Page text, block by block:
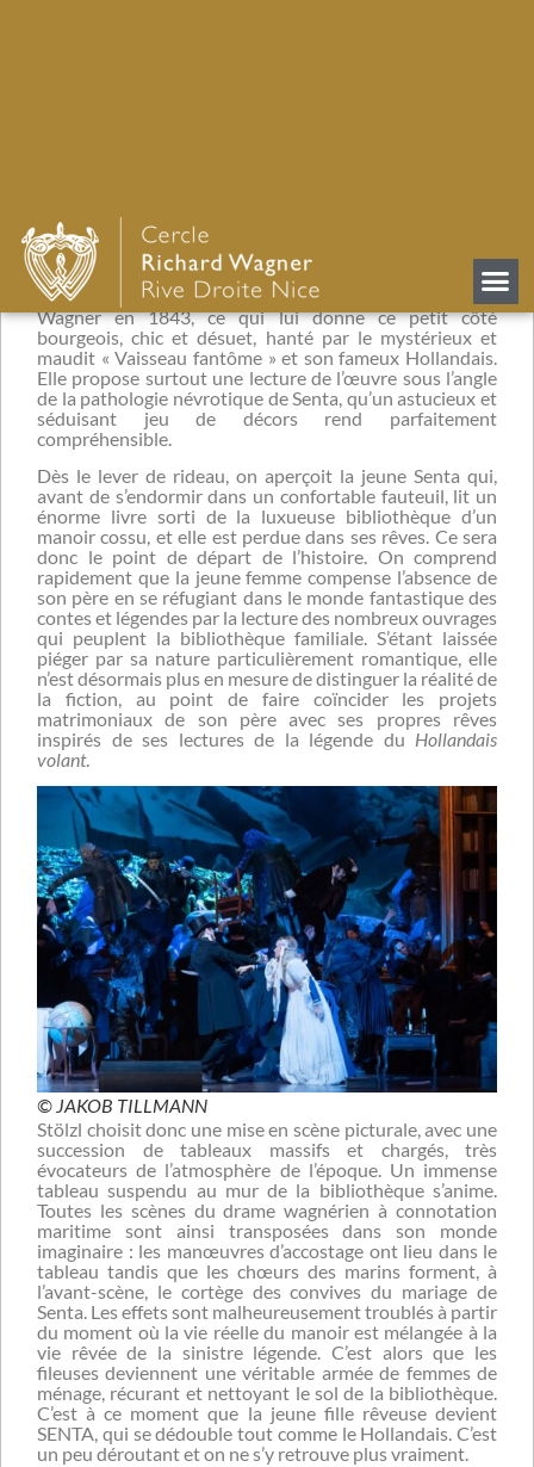
La belle mise en scène de Philipp Stölzl reprise de la
production de 2013 et donnée depuis à Barcelone, à
Bâle et en 2023 à Berlin, situe sa scénographie très
travaillée, à l’époque de la création de l’opéra de Richard
Wagner en 1843, ce qui lui donne ce petit côté
bourgeois, chic et désuet, hanté par le mystérieux et
maudit « Vaisseau fantôme » et son fameux Hollandais.
Elle propose surtout une lecture de l’œuvre sous l’angle
de la pathologie névrotique de Senta, qu’un astucieux et
séduisant jeu de décors rend parfaitement
compréhensible.
Dès le lever de rideau, on aperçoit la jeune Senta qui,
avant de s’endormir dans un confortable fauteuil, lit un
énorme livre sorti de la luxueuse bibliothèque d’un
manoir cossu, et elle est perdue dans ses rêves. Ce sera
donc le point de départ de l’histoire. On comprend
rapidement que la jeune femme compense l’absence de
son père en se réfugiant dans le monde fantastique des
contes et légendes par la lecture des nombreux ouvrages
qui peuplent la bibliothèque familiale. S’étant laissée
piéger par sa nature particulièrement romantique, elle
n’est désormais plus en mesure de distinguer la réalité de
la fiction, au point de faire coïncider les projets
matrimoniaux de son père avec ses propres rêves
inspirés de ses lectures de la légende du Hollandais
volant.
© JAKOB TILLMANN
Stölzl choisit donc une mise en scène picturale, avec une
succession de tableaux massifs et chargés, très
évocateurs de l’atmosphère de l’époque. Un immense
tableau suspendu au mur de la bibliothèque s’anime.
Toutes les scènes du drame wagnérien à connotation
maritime sont ainsi transposées dans son monde
imaginaire : les manœuvres d’accostage ont lieu dans le
tableau tandis que les chœurs des marins forment, à
l’avant-scène, le cortège des convives du mariage de
Senta. Les effets sont malheureusement troublés à partir
du moment où la vie réelle du manoir est mélangée à la
vie rêvée de la sinistre légende. C’est alors que les
fileuses deviennent une véritable armée de femmes de
ménage, récurant et nettoyant le sol de la bibliothèque.
C’est à ce moment que la jeune fille rêveuse devient
SENTA, qui se dédouble tout comme le Hollandais. C’est
un peu déroutant et on ne s’y retrouve plus vraiment.